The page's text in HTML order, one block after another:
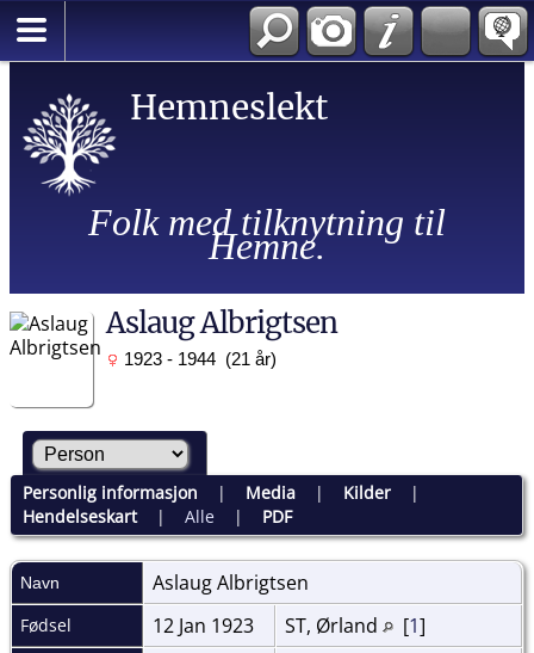
Hemneslekt
Folk med tilknytning til
Hemne.
Aslaug Albrigtsen
1923 - 1944 (21 år)
Personlig informasjon | Media| Kilder|
Hendelseskart| Alle| PDF
Navn AslaugAlbrigtsen
Fødsel 12 Jan 1923 ST, Ørland [1]